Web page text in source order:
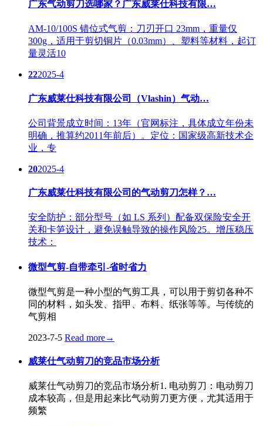
广东气动剪刀选哪家？广东威莱仕科技有限…
AM-10/100S 错位式气剪：刀刃开口 23mm，重量仅
300g，适用于剪切铜片（0.03mm）、塑料等材料，起订
量灵活10
222025-4
广东威莱仕科技有限公司（Vlashin）气动…
公司背景成立时间：13年（官网标注，具体成立年份未
明确，推算约2011年前后）。定位：国家级高新技术企
业，专
202025-4
广东威莱仕科技有限公司的气动剪刀怎样？…
安全防护：部分型号（如 LS 系列）配备双保险安全开
关和卡笋设计，避免误触导致的操作风险25。增压稳压
技术：
微型气剪-自带牵引-省时省力
微型气剪是一种小型的气剪工具，可以用于剪切各种不
同的材料，如头发、指甲、布料、纸张等等。与传统的
气剪相
2023-7-5 Read more→
威莱仕气动剪刀的竞品市场分析
威莱仕气动剪刀的竞品市场分析1. 电动剪刀：电动剪刀
成本较高，但是用起来比气动剪刀更方便，尤其适用于
频繁